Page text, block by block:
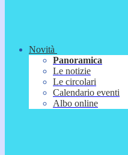
Novità
Panoramica
Le notizie
Le circolari
Calendario eventi
Albo online